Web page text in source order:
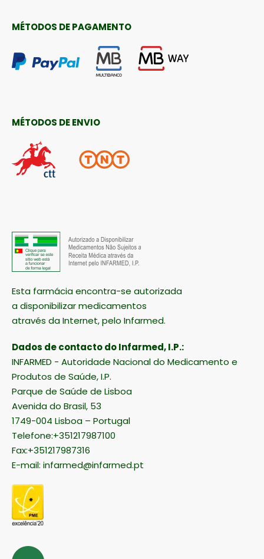
MÉTODOS DE PAGAMENTO
MÉTODOS DE ENVIO
Esta farmácia encontra-se autorizada
a disponibilizar medicamentos
através da Internet, pelo Infarmed.
Dados de contacto do Infarmed, I.P.:
INFARMED - Autoridade Nacional do Medicamento e
Produtos de Saúde, I.P.
Parque de Saúde de Lisboa
Avenida do Brasil, 53
1749-004 Lisboa – Portugal
Telefone:+351217987100
Fax:+351217987316
E-mail: infarmed@infarmed.pt